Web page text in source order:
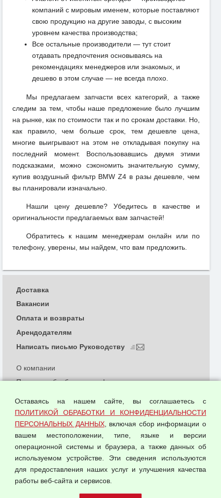
компаний с мировым именем, которые поставляют
свою продукцию на другие заводы, с высоким
уровнем качества производства;
Все остальные производители — тут стоит
отдавать предпочтения основываясь на
рекомендациях менеджеров или знакомых, и
дешево в этом случае — не всегда плохо.
Мы предлагаем запчасти всех категорий, а также
следим за тем, чтобы наше предложение было лучшим
на рынке, как по стоимости так и по срокам доставки. Но,
как правило, чем больше срок, тем дешевле цена,
многие выигрывают на этом не откладывая покупку на
последний момент. Воспользовавшись двумя этими
подсказками, можно сэкономить значительную сумму,
купив воздушный фильтр BMW Z4 в разы дешевле, чем
вы планировали изначально.
Нашли цену дешевле? Убедитесь в качестве и
оригинальности предлагаемых вам запчастей!
Обратитесь к нашим менеджерам онлайн или по
телефону, уверены, мы найдем, что вам предложить.
© 2026 ООО "Феникс"
О компании
Политика обработки и конфиденциальности
Согласием на обработку персональных данных
Оферта оптовой купли-продажи
Публичная оферта
Доставка
Вакансии
Оплата и возвраты
Арендодателям
Написать письмо Руководству
Оставаясь на нашем сайте, вы соглашаетесь с
ПОЛИТИКОЙ ОБРАБОТКИ И КОНФИДЕНЦИАЛЬНОСТИ
ПЕРСОНАЛЬНЫХ ДАННЫХ, включая сбор информации о
вашем местоположении, типе, языке и версии
операционной системы и браузера, а также данных об
используемом устройстве. Эти сведения используются
для предоставления наших услуг и улучшения качества
работы веб-сайта и сервисов.